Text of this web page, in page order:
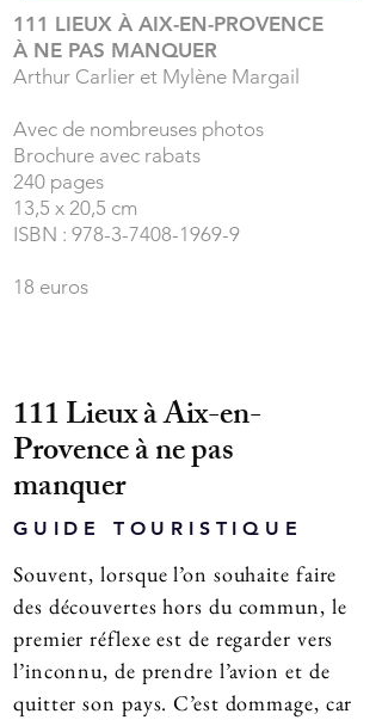
111 LIEUX À AIX-EN-PROVENCE
À NE PAS MANQUER
Arthur Carlier et Mylène Margail
Avec de nombreuses photos
Brochure avec rabats
240 pages
13,5 x 20,5 cm
ISBN : 978-3-7408-1969-9
18 euros
111 Lieux à Aix-en-
Provence à ne pas
manquer
GUIDE TOURISTIQUE
Souvent, lorsque l’on souhaite faire
des découvertes hors du commun, le
premier réflexe est de regarder vers
l’inconnu, de prendre l’avion et de
quitter son pays. C’est dommage, car